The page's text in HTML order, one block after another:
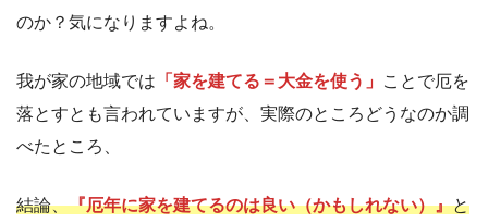
のか？気になりますよね。
我が家の地域では 「家を建てる＝大金を使う」
ことで厄を
落とすとも言われていますが、実際のところどうなのか調
べたところ、
結論、『厄年に家を建てるのは良い（かもしれない）』と